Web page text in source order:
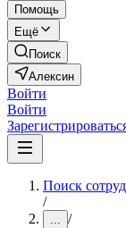
Помощь
Ещё
Поиск
Алексин
Войти
Войти
Поиск
/
... /